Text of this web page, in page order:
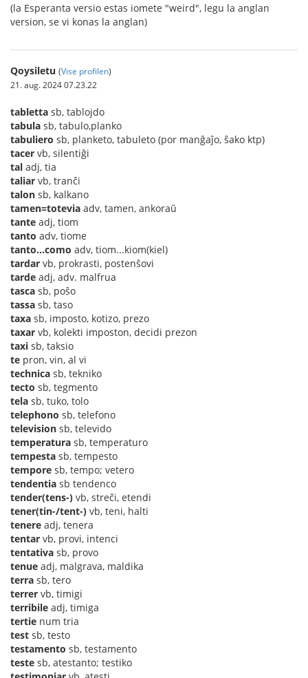
(la Esperanta versio estas iomete "weird", legu la anglan
version, se vi konas la anglan)
Qoysiletu (Vise profilen)
21. aug. 2024 07.23.22
tabletta sb, tablojdo
tabula sb, tabulo,planko
tabuliero sb, planketo, tabuleto (por manĝaĵo, ŝako ktp)
tacer vb, silentiĝi
tal adj, tia
taliar vb, tranĉi
talon sb, kalkano
tamen=totevia adv, tamen, ankoraŭ
tante adj, tiom
tanto adv, tiome
tanto...como adv, tiom...kiom(kiel)
tardar vb, prokrasti, postenŝovi
tarde adj, adv. malfrua
tasca sb, poŝo
tassa sb, taso
taxa sb, imposto, kotizo, prezo
taxar vb, kolekti imposton, decidi prezon
taxi sb, taksio
te pron, vin, al vi
technica sb, tekniko
tecto sb, tegmento
tela sb, tuko, tolo
telephono sb, telefono
television sb, televido
temperatura sb, temperaturo
tempesta sb, tempesto
tempore sb, tempo; vetero
tendentia sb tendenco
tender(tens-) vb, streĉi, etendi
tener(tin-/tent-) vb, teni, halti
tenere adj, tenera
tentar vb, provi, intenci
tentativa sb, provo
tenue adj, malgrava, maldika
terra sb, tero
terrer vb, timigi
terribile adj, timiga
tertie num tria
test sb, testo
testamento sb, testamento
teste sb, atestanto; testiko